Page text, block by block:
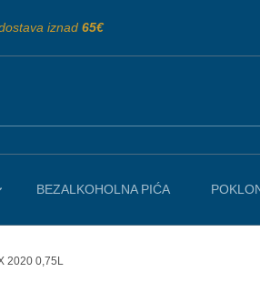
iznad65€
BEZALKOHOLNA PIĆA
2020 0,75L